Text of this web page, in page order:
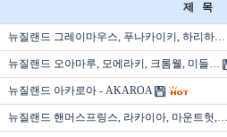
제 목
뉴질랜드 그레이마우스, 푸나카이키, 하리하…
뉴질랜드 오아마루, 모에라키, 크롬웰, 미들…
뉴질랜드 아카로아 - AKAROA
뉴질랜드 핸머스프링스, 라카이아, 마운트헛,…